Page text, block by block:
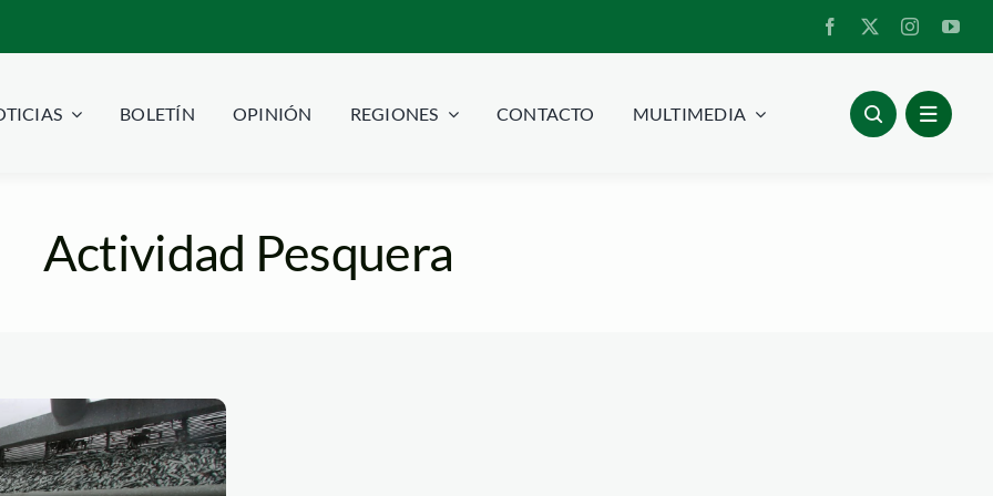
BOLETÍN OPINIÓN REGIONES CONTACTO MULTIMEDIA
Actividad Pesquera